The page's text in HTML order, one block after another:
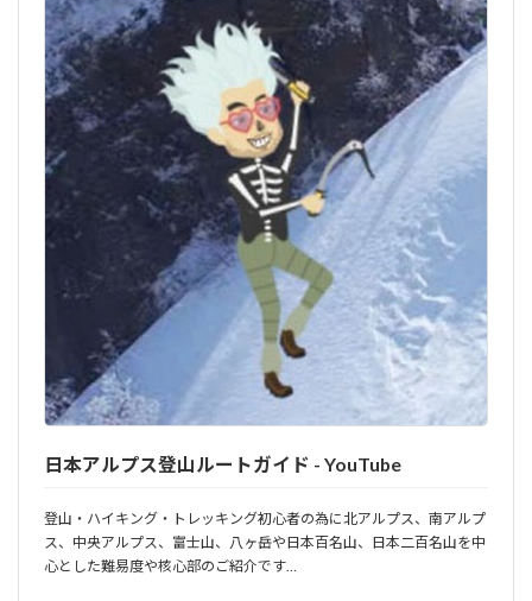
日本アルプス登山ルートガイド - YouTube
登山・ハイキング・トレッキング初心者の為に北アルプス、南アルプ
ス、中央アルプス、富士山、八ヶ岳や日本百名山、日本二百名山を中
心とした難易度や核心部のご紹介です…